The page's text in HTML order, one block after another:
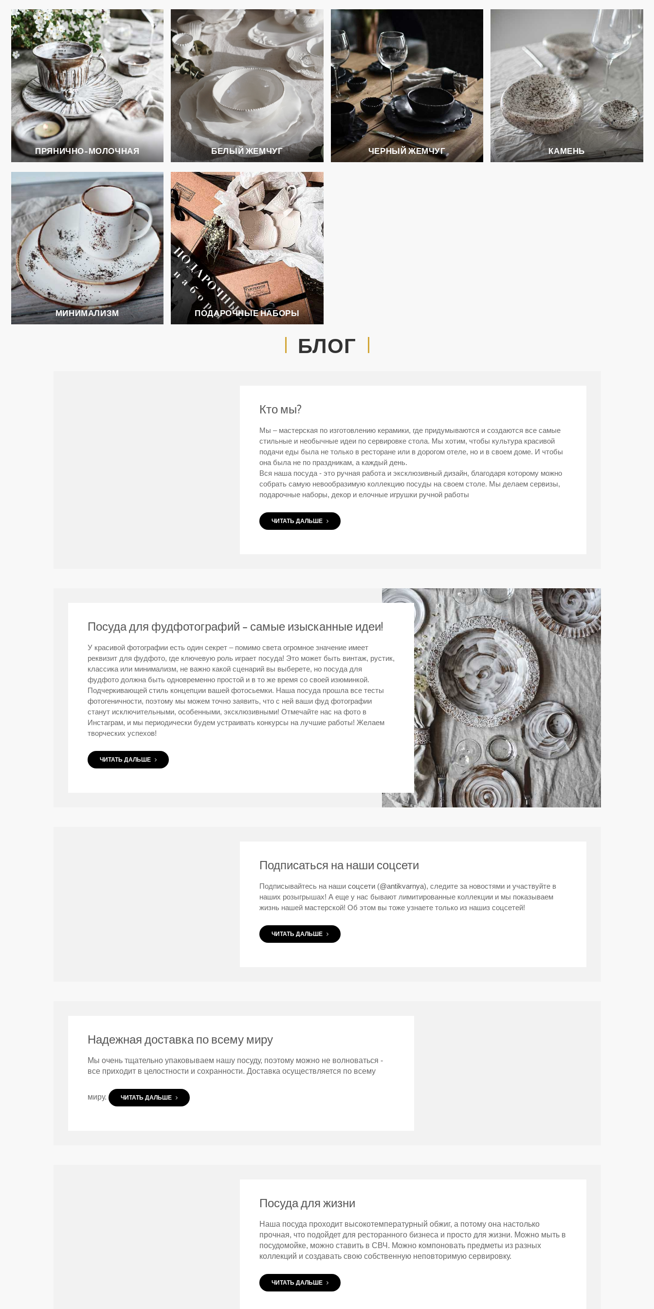
ПРЯНИЧНО-МОЛОЧНАЯ БЕЛЫЙ ЖЕМЧУГ ЧЕРНЫЙ ЖЕМЧУГ КАМЕНЬ
МИНИМАЛИЗМ ПОДАРОЧНЫЕ НАБОРЫ
БЛОГ
Кто мы?
Мы – мастерская по изготовлению керамики, где придумываются и создаются все самые
стильные и необычные идеи по сервировке стола. Мы хотим, чтобы культура красивой
подачи еды была не только в ресторане или в дорогом отеле, но и в своем доме. И чтобы
она была не по праздникам, а каждый день.
Вся наша посуда - это ручная работа и эксклюзивный дизайн, благодаря которому можно
собрать самую невообразимую коллекцию посуды на своем столе. Мы делаем сервизы,
подарочные наборы, декор и елочные игрушки ручной работы
ЧИТАТЬ ДАЛЬШЕ
Посуда для фудфотографий – самые изысканные идеи!
У красивой фотографии есть один секрет – помимо света огромное значение имеет
реквизит для фудфото, где ключевую роль играет посуда! Это может быть винтаж, рустик,
классика или минимализм, не важно какой сценарий вы выберете, но посуда для
фудфото должна быть одновременно простой и в то же время со своей изюминкой.
Подчеркивающей стиль концепции вашей фотосьемки. Наша посуда прошла все тесты
фотогеничности, поэтому мы можем точно заявить, что с ней ваши фуд фотографии
станут исключительными, особенными, эксклюзивными! Отмечайте нас на фото в
Инстаграм, и мы периодически будем устраивать конкурсы на лучшие работы! Желаем
творческих успехов!
ЧИТАТЬ ДАЛЬШЕ
Подписаться на наши соцсети
Подписывайтесь на наши соцсети(@antikvarnya), следите за новостями и участвуйте в
наших розыгрышах! А еще у нас бывают лимитированные коллекции и мы показываем
жизнь нашей мастерской! Об этом вы тоже узнаете только из нашиз соцсетей!
ЧИТАТЬ ДАЛЬШЕ
Надежная доставка по всему миру
Мы очень тщательно упаковываем нашу посуду, поэтому можно не волноваться -
все приходит в целостности и сохранности. Доставка осуществляется по всему
миру. ЧИТАТЬ ДАЛЬШЕ
Посуда для жизни
Наша посуда проходит высокотемпературный обжиг, а потому она настолько
прочная, что подойдет для ресторанного бизнеса и просто для жизни. Можно мыть в
посудомойке, можно ставить в СВЧ. Можно компоновать предметы из разных
коллекций и создавать свою собственную неповторимую сервировку.
ЧИТАТЬ ДАЛЬШЕ